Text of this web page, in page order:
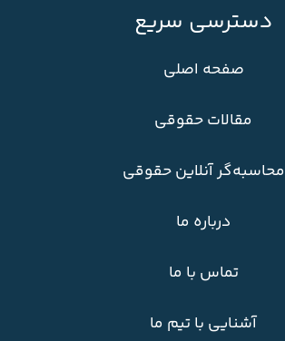
دسترسی سریع
صفحه اصلی
مقالات حقوقی
محاسبه‌گر آنلاین حقوقی
درباره ما
تماس با ما
آشنایی با تیم ما